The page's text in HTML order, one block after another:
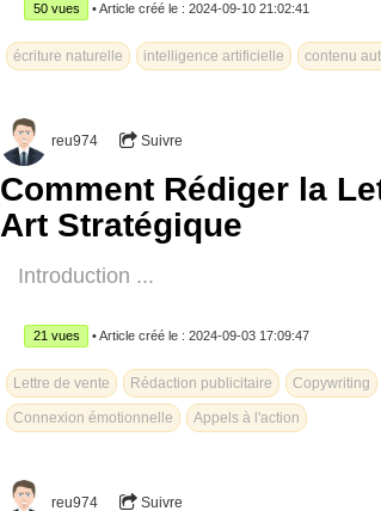
50 vues • Article créé le : 2024-09-10 21:02:41
écriture naturelle intelligence artificielle contenu
reu974 Suivre
Comment Rédiger la
Art Stratégique
Introduction ...
21 vues • Article créé le : 2024-09-03 17:09:47
Lettre de vente Rédaction publicitaire Copywriting
Connexion émotionnelle Appels à l'action
reu974 Suivre